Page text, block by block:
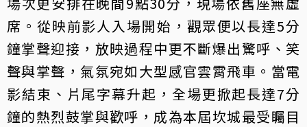
席。從映前影人入場開始，觀眾便以長達5分
鐘掌聲迎接，放映過程中更不斷爆出驚呼、笑
聲與掌聲，氣氛宛如大型感官雲霄飛車。當電
影結束、片尾字幕升起，全場更掀起長達7分
鐘的熱烈鼓掌與歡呼，成為本屆坎城最受矚目